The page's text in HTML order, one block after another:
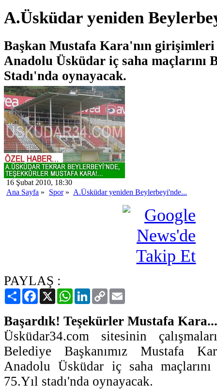
A.Üsküdar yeniden
Başkan Mustafa Kara'nın
Anadolu Üsküdar iç saha maçlarını
Stadı'nda oynayacak.
16 Şubat 2010, 18:30
Ana Sayfa » Spor» A.Üsküdar yeniden Beylerbeyi'nde...
PAYLAŞ :
PaylaşFacebook
X WhatsAppLinkedIn
Copy
Link
Başardık! Teşekürler Mustafa Kara...
Üsküdar34.com sitesinin
Belediye Başkanımız Mustafa
Anadolu Üsküdar iç saha
75.Yıl stadı'nda oynayacak.